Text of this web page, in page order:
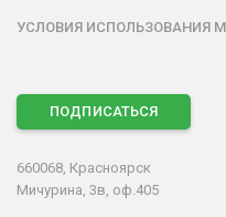
УСЛОВИЯ ИСПОЛЬЗОВАНИЯ
ПОДПИСАТЬСЯ
660068, Красноярск
Мичурина, 3в, оф.405